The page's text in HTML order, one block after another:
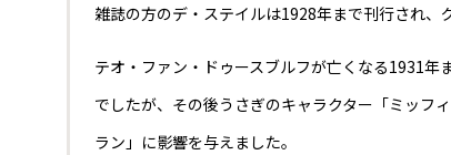
雑誌の方のデ・ステイルは1928年まで刊行され、
テオ・ファン・ドゥースブルフが亡くなる1931
でしたが、その後うさぎのキャラクター「ミッフ
ラン」に影響を与えました。